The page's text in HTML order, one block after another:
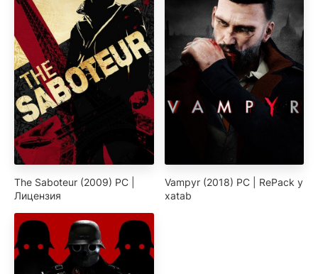
The Saboteur (2009) PC |
Лицензия
Vampyr (2018) PC | RePack y
xatab